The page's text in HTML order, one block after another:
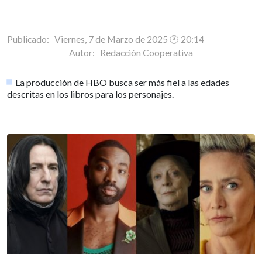
Publicado: Viernes, 7 de Marzo de 2025 🕐 20:14
Autor: Redacción Cooperativa
La producción de HBO busca ser más fiel a las edades
descritas en los libros para los personajes.